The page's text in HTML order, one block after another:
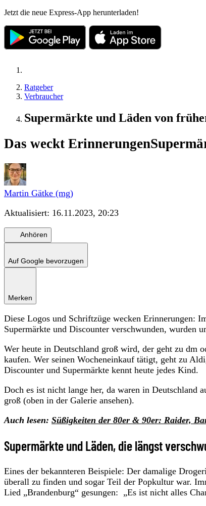
Jetzt die neue Express-App herunterladen!
Ratgeber
Verbraucher
Supermärkte und Läden von
Das weckt Erinnerungen
Martin Gätke (mg)
Aktualisiert: 16.11.2023, 20:23
Anhören
Auf Google bevorzugen
Merken
Diese Logos und Schriftzüge wecken Erinnerungen:
Supermärkte und Discounter verschwunden, wurden
Wer heute in Deutschland groß wird, der geht zu dm
kaufen. Wer seinen Wocheneinkauf tätigt, geht zu
Discounter und Supermärkte kennt heute jedes Kind.
Doch es ist nicht lange her, da waren in
groß (oben in der Galerie ansehen).
Auch lesen: Süßigkeiten der 80er & 90er: Raider,
Supermärkte und Läden, die längst
Eines der bekannteren Beispiele: Der damalige
überall zu finden und sogar Teil der Popkultur war.
Lied „Brandenburg“ gesungen: „Es ist nicht alles